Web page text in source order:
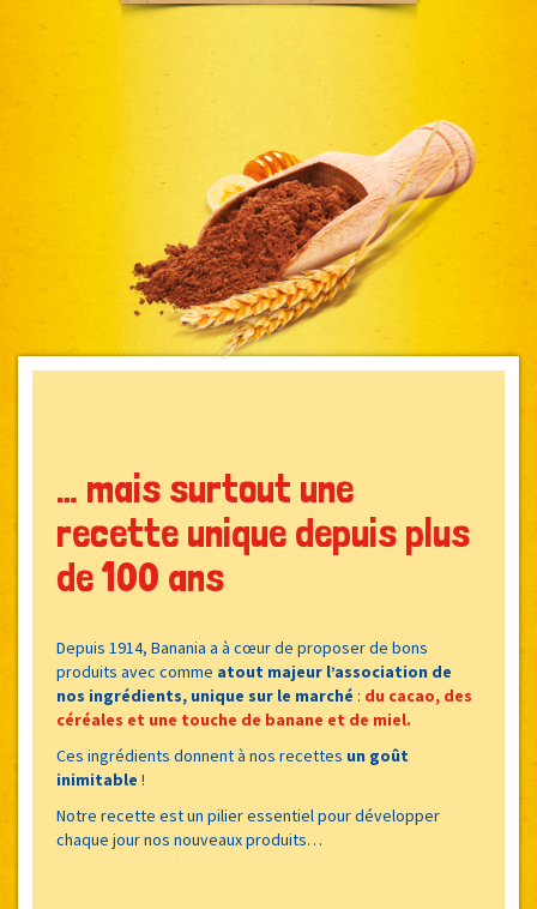
… mais surtout une
recette unique depuis plus
de 100 ans
Depuis 1914, Banania a à cœur de proposer de bons
produits avec comme atout majeur l’association de
nos ingrédients, unique sur le marché : du cacao, des
céréales et une touche de banane et de miel.
Ces ingrédients donnent à nos recettes un goût
inimitable !
Notre recette est un pilier essentiel pour développer
chaque jour nos nouveaux produits…